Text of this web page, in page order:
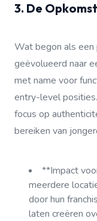
3. De
Wat begon als
geëvolueerd naar
met name voor
entry-level
focus op
bereiken van
**Impact
meerdere
door hun
laten creëren